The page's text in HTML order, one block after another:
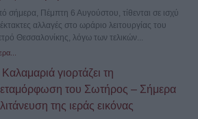
σήμερα, Πέμπτη 6 Αυγούστου, τίθενται σε ισχύ
έκτακτες αλλαγές στο ωράριο λειτουργίας του
Θεσσαλονίκης, λόγω των τελικών...
γιορτάζει τη
του Σωτήρος – Σήμερα
της ιεράς εικόνας